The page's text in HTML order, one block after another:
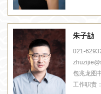
朱子劼
021-
包兆龙图
工作职责：